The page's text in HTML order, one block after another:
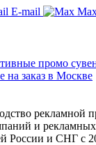
E-mail
рекламной
и рекламных
России и СНГ с